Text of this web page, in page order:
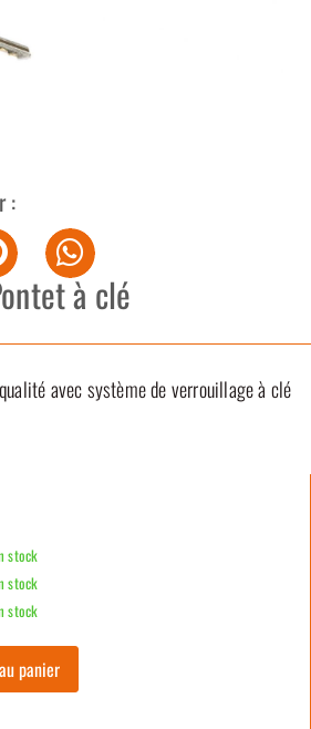
:
à clé
avec système de verrouillage à clé
stock
stock
stock
panier